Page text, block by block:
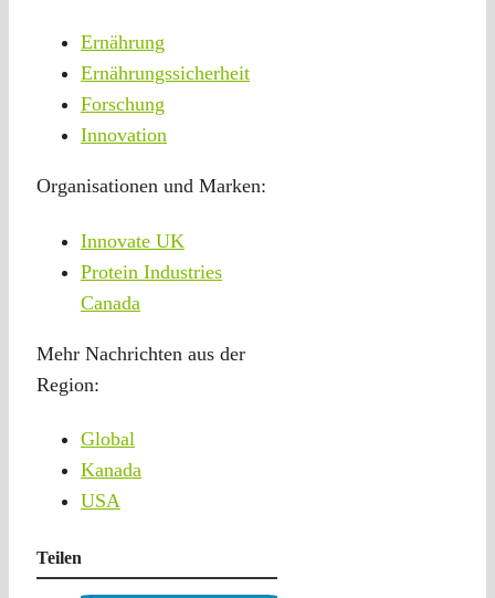
Ernährung
Ernährungssicherheit
Forschung
Innovation
Organisationen und Marken:
Innovate UK
Protein Industries
Canada
Mehr Nachrichten aus der
Region:
Global
Kanada
USA
Teilen